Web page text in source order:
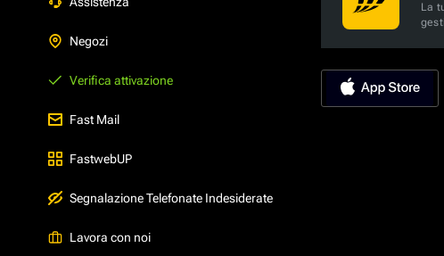
Negozi
Verifica attivazione
Fast Mail
FastwebUP
Segnalazione Telefonate Indesiderate
Lavora con noi
La